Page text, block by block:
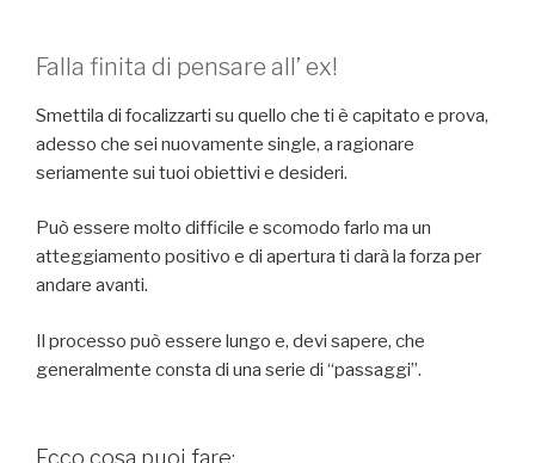
Falla finita di pensare all’ ex!
Smettila di focalizzarti su quello che ti è capitato e prova,
adesso che sei nuovamente single, a ragionare
seriamente sui tuoi obiettivi e desideri.
Può essere molto difficile e scomodo farlo ma un
atteggiamento positivo e di apertura ti darà la forza per
andare avanti.
Il processo può essere lungo e, devi sapere, che
generalmente consta di una serie di “passaggi”.
Ecco cosa puoi fare: